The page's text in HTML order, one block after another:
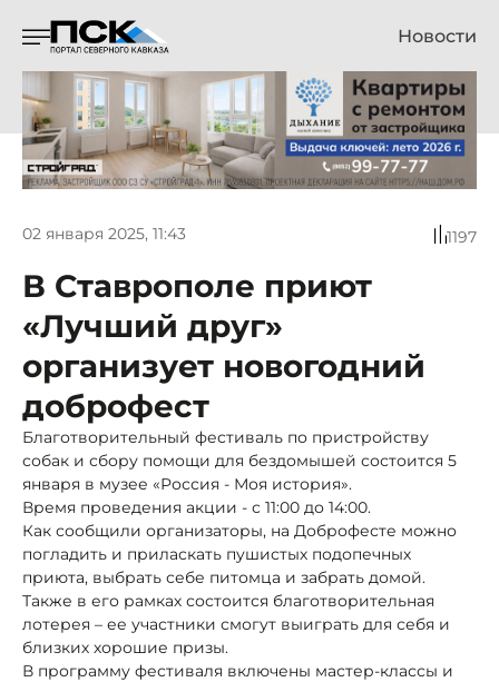
Новости
02 января 2025, 11:43 1197
В Ставрополе приют
«Лучший друг»
организует новогодний
доброфест
Благотворительный фестиваль по пристройству
собак и сбору помощи для бездомышей состоится 5
января в музее «Россия - Моя история».
Время проведения акции - с 11:00 до 14:00.
Как сообщили организаторы, на Доброфесте можно
погладить и приласкать пушистых подопечных
приюта, выбрать себе питомца и забрать домой.
Также в его рамках состоится благотворительная
лотерея – ее участники смогут выиграть для себя и
близких хорошие призы.
В программу фестиваля включены мастер-классы и